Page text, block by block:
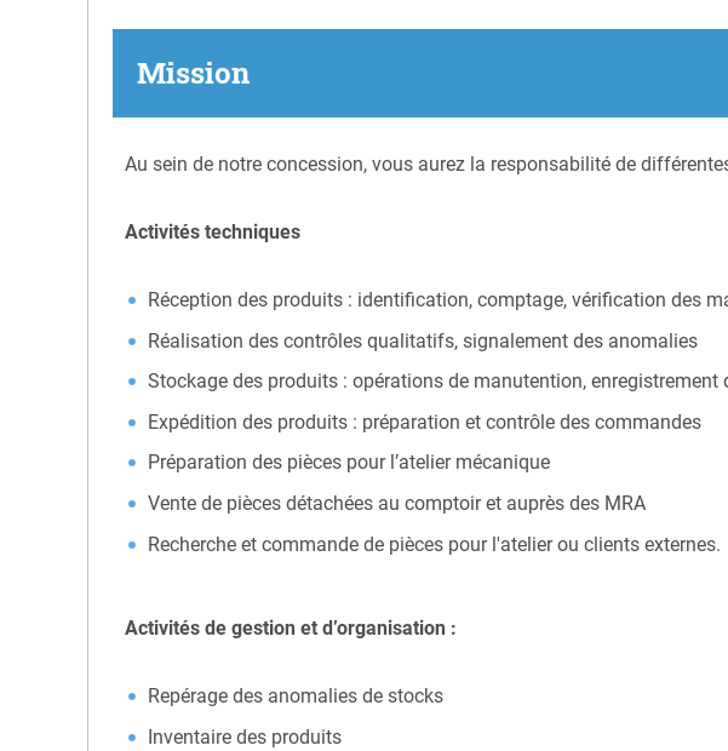
Mission
Au sein de notre concession, vous aurez la responsabilité de
Activités techniques
Réception des produits : identification, comptage, vérification des
Réalisation des contrôles qualitatifs, signalement des anomalies
Stockage des produits : opérations de manutention, enregistrement
Expédition des produits : préparation et contrôle des commandes
Préparation des pièces pour l’atelier mécanique
Vente de pièces détachées au comptoir et auprès des MRA
Recherche et commande de pièces pour l'atelier ou clients externes.
Activités de gestion et d’organisation :
Repérage des anomalies de stocks
Inventaire des produits